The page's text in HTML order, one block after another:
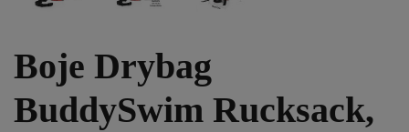
Boje Drybag
BuddySwim Rucksack,